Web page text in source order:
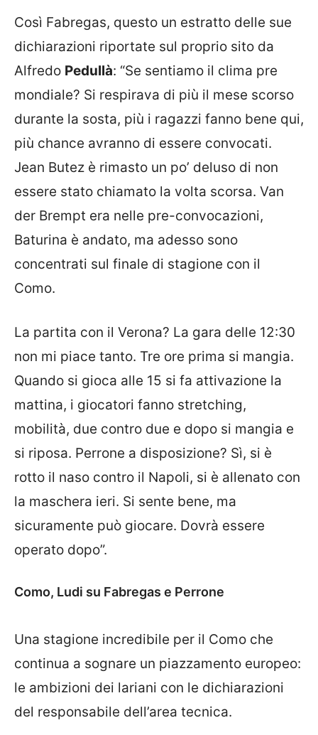
Così Fabregas, questo un estratto delle sue
dichiarazioni riportate sul proprio sito da
Alfredo Pedullà: “Se sentiamo il clima pre
mondiale? Si respirava di più il mese scorso
durante la sosta, più i ragazzi fanno bene qui,
più chance avranno di essere convocati.
Jean Butez è rimasto un po’ deluso di non
essere stato chiamato la volta scorsa. Van
der Brempt era nelle pre-convocazioni,
Baturina è andato, ma adesso sono
concentrati sul finale di stagione con il
Como.
La partita con il Verona? La gara delle 12:30
non mi piace tanto. Tre ore prima si mangia.
Quando si gioca alle 15 si fa attivazione la
mattina, i giocatori fanno stretching,
mobilità, due contro due e dopo si mangia e
si riposa. Perrone a disposizione? Sì, si è
rotto il naso contro il Napoli, si è allenato con
la maschera ieri. Si sente bene, ma
sicuramente può giocare. Dovrà essere
operato dopo”.
Como, Ludi su Fabregas e Perrone
Una stagione incredibile per il Como che
continua a sognare un piazzamento europeo:
le ambizioni dei lariani con le dichiarazioni
del responsabile dell’area tecnica.